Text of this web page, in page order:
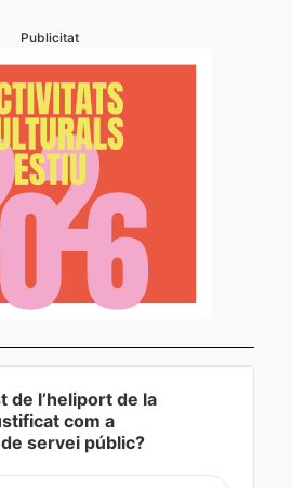
Publicitat
de l’heliport de la
com a
servei públic?